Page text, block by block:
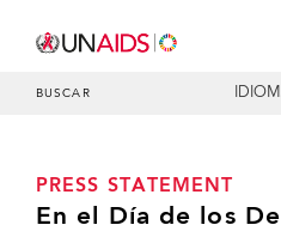
BUSCAR
PRESS STATEMENT
En el Día de los